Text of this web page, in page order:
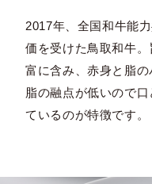
2017年、全国和牛能
価を受けた鳥取和牛
富に含み、赤身と脂の
脂の融点が低いので
ているのが特徴です。